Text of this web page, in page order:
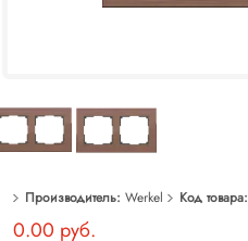
Производитель: Werkel Код товара:
0.00 руб.